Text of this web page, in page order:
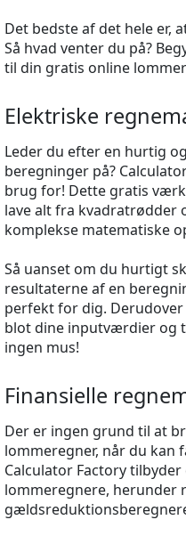
Det bedste af det hele er,
Så hvad venter du på?
til din gratis online
Elektriske
Leder du efter en hurtig
beregninger på?
brug for! Dette gratis
lave alt fra
komplekse matematiske
Så uanset om du hurtigt
resultaterne af en
perfekt for dig.
blot dine inputværdier og
ingen mus!
Finansielle
Der er ingen grund til at
lommeregner, når du kan
Calculator Factory
lommeregnere, herunder